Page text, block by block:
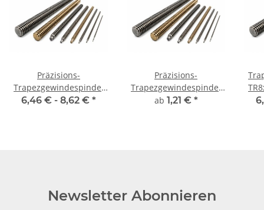
Präzisions-
Trapezgewindespindel
TR10x2 rechts, je m
6,46 € - 8,62 € *
Präzisions-
Trapezgewindespindel
TR10x2 rechts,
ab 1,21 € *
Newsletter Abonnieren